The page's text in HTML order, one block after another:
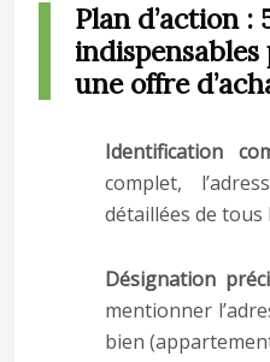
Plan d’action :
une offre
Identification
complet,
détaillées de tous
Désignation
mentionner
bien